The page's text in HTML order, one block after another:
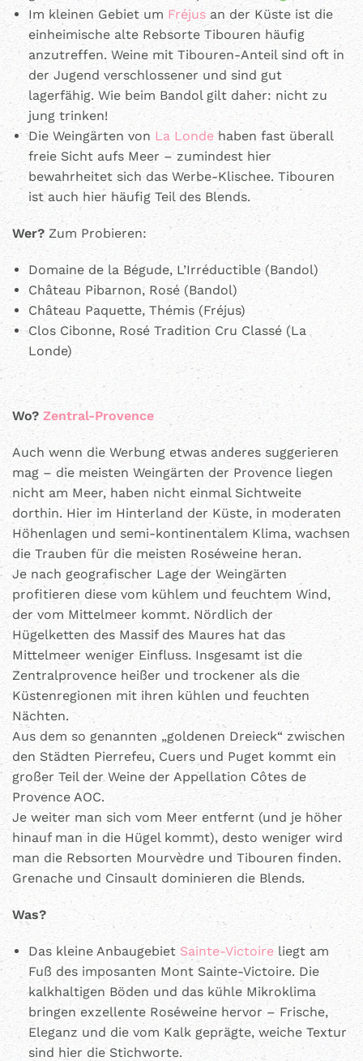
Im kleinen Gebiet um Fréjusan der Küste ist die
einheimische alte Rebsorte Tibouren häufig
anzutreffen. Weine mit Tibouren-Anteil sind oft in
der Jugend verschlossener und sind gut
lagerfähig. Wie beim Bandol gilt daher: nicht zu
jung trinken!
Die Weingärten von La Londe haben fast überall
freie Sicht aufs Meer – zumindest hier
bewahrheitet sich das Werbe-Klischee. Tibouren
ist auch hier häufig Teil des Blends.
Wer? Zum Probieren:
Domaine de la Bégude, L’Irréductible (Bandol)
Château Pibarnon, Rosé (Bandol)
Château Paquette, Thémis (Fréjus)
Clos Cibonne, Rosé Tradition Cru Classé (La
Londe)
Wo? Zentral-Provence
Auch wenn die Werbung etwas anderes suggerieren
mag – die meisten Weingärten der Provence liegen
nicht am Meer, haben nicht einmal Sichtweite
dorthin. Hier im Hinterland der Küste, in moderaten
Höhenlagen und semi-kontinentalem Klima, wachsen
die Trauben für die meisten Roséweine heran.
Je nach geografischer Lage der Weingärten
profitieren diese vom kühlem und feuchtem Wind,
der vom Mittelmeer kommt. Nördlich der
Hügelketten des Massif des Maures hat das
Mittelmeer weniger Einfluss. Insgesamt ist die
Zentralprovence heißer und trockener als die
Küstenregionen mit ihren kühlen und feuchten
Nächten.
Aus dem so genannten „goldenen Dreieck“ zwischen
den Städten Pierrefeu, Cuers und Puget kommt ein
großer Teil der Weine der Appellation Côtes de
Provence AOC.
Je weiter man sich vom Meer entfernt (und je höher
hinauf man in die Hügel kommt), desto weniger wird
man die Rebsorten Mourvèdre und Tibouren finden.
Grenache und Cinsault dominieren die Blends.
Was?
Das kleine Anbaugebiet Sainte-Victoire liegt am
Fuß des imposanten Mont Sainte-Victoire. Die
kalkhaltigen Böden und das kühle Mikroklima
bringen exzellente Roséweine hervor – Frische,
Eleganz und die vom Kalk geprägte, weiche Textur
sind hier die Stichworte.